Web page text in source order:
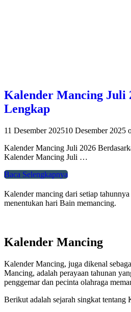
Kalender Mancing Juli
Lengkap
11 Desember 202510 Desember 2025
Kalender Mancing Juli 2026
Kalender Mancing Juli …
Baca Selengkapnya
Kalender mancing dari setiap
menentukan hari Bain memancing.
Kalender Mancing
Kalender Mancing, juga dikenal
Mancing, adalah perayaan tahunan
penggemar dan pecinta olahraga
Berikut adalah sejarah singkat tentang